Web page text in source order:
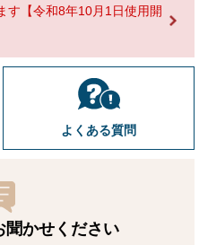
す【令和8年10月1日使用開
よくある質問
聞かせ ください